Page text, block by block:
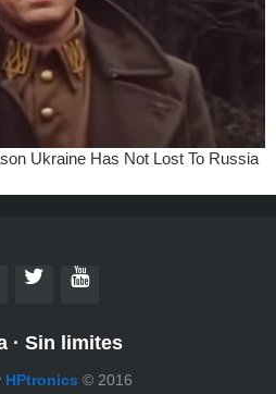
· Sin limites
HPtronics © 2016